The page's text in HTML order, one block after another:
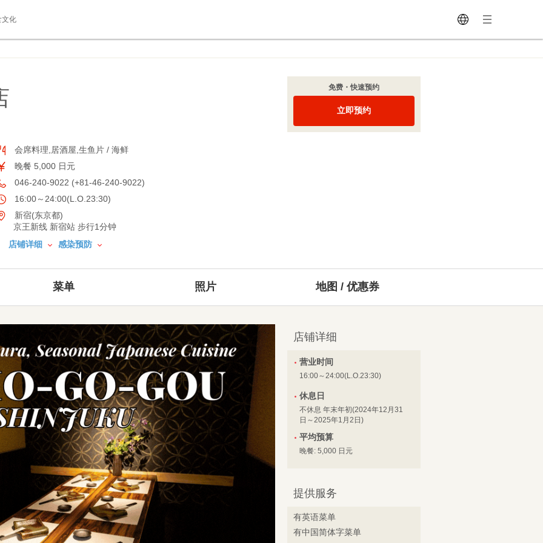
文化
会席料理,居酒屋,生鱼片 / 海鲜
晚餐 5,000 日元
046-240-9022 (+81-46-240-9022)
16:00～24:00(L.O.23:30)
新宿(东京都)
京王新线 新宿站 步行1分钟
店铺详细
感染预防
免费・快速预约
立即预约
菜单 照片 地图 / 优惠券
店铺详细
营业时间
16:00～24:00(L.O.23:30)
休息日
不休息 年末年初(2024年12月31
日～2025年1月2日)
平均预算
晚餐: 5,000 日元
提供服务
有英语菜单
有中国简体字菜单